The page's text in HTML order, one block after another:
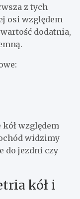
z tych
osi względem
dodatnia,
względem
widzimy
do jezdni czy
kół i